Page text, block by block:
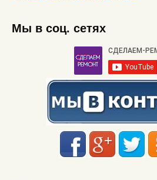
Мы в соц. сетях